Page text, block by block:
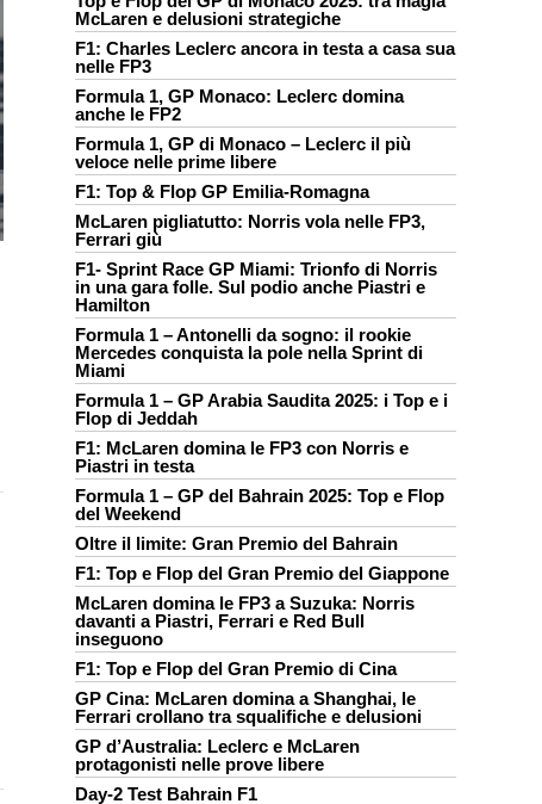
McLaren e delusioni strategiche
F1: Charles Leclerc ancora in testa a casa sua
nelle FP3
Formula 1, GP Monaco: Leclerc domina
anche le FP2
Formula 1, GP di Monaco – Leclerc il più
veloce nelle prime libere
F1: Top & Flop GP Emilia-Romagna
McLaren pigliatutto: Norris vola nelle FP3,
Ferrari giù
F1- Sprint Race GP Miami: Trionfo di Norris
in una gara folle. Sul podio anche Piastri e
Hamilton
Formula 1 – Antonelli da sogno: il rookie
Mercedes conquista la pole nella Sprint di
Miami
Formula 1 – GP Arabia Saudita 2025: i Top e i
Flop di Jeddah
F1: McLaren domina le FP3 con Norris e
Piastri in testa
Formula 1 – GP del Bahrain 2025: Top e Flop
del Weekend
Oltre il limite: Gran Premio del Bahrain
F1: Top e Flop del Gran Premio del Giappone
McLaren domina le FP3 a Suzuka: Norris
davanti a Piastri, Ferrari e Red Bull
inseguono
F1: Top e Flop del Gran Premio di Cina
GP Cina: McLaren domina a Shanghai, le
Ferrari crollano tra squalifiche e delusioni
GP d’Australia: Leclerc e McLaren
protagonisti nelle prove libere
Day-2 Test Bahrain F1